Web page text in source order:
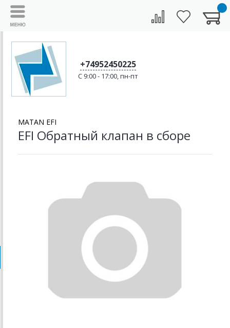
+74952450225
C 9:00 - 17:00, пн-пт
MATAN EFI
EFI Обратный клапан в сборе